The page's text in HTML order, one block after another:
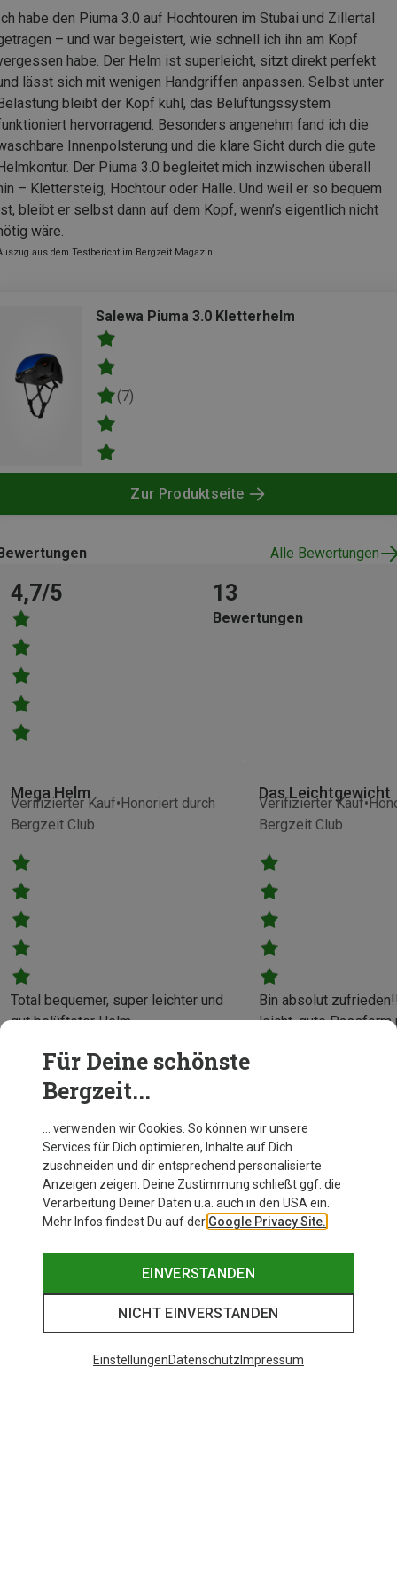
habe den Piuma 3.0 auf Hochtouren im Stubai und Zillertal
– und war begeistert, wie schnell ich ihn am Kopf
habe. Der Helm ist superleicht, sitzt direkt perfekt
lässt sich mit wenigen Handgriffen anpassen. Selbst unter
bleibt der Kopf kühl, das Belüftungssystem
hervorragend. Besonders angenehm fand ich die
Innenpolsterung und die klare Sicht durch die gute
Der Piuma 3.0 begleitet mich inzwischen überall
– Klettersteig, Hochtour oder Halle. Und weil er so bequem
bleibt er selbst dann auf dem Kopf, wenn’s eigentlich nicht
wäre.
aus dem Testbericht im Bergzeit Magazin
Salewa Piuma 3.0 Kletterhelm
(7)
Zur Produktseite
Alle Bewertungen
4,7/5 13
Bewertungen
Theresa
Verifizierter Kauf Honoriert durch
Bergzeit Club
Mega Helm
Total bequemer, super leichter und
gut belüfteter Helm.
Verifizierter Kauf
Bergzeit Club
Das Leichtgewicht
Bin absolut
leicht, gute Passform
Für Deine schönste
Bergzeit...
… verwenden wir Cookies. So können wir unsere
Services für Dich optimieren, Inhalte auf Dich
zuschneiden und dir entsprechend personalisierte
Anzeigen zeigen. Deine Zustimmung schließt ggf. die
Verarbeitung Deiner Daten u.a. auch in den USA ein.
Mehr Infos findest Du auf der Google Privacy Site.
EINVERSTANDEN
NICHT EINVERSTANDEN
EinstellungenDatenschutz Impressum